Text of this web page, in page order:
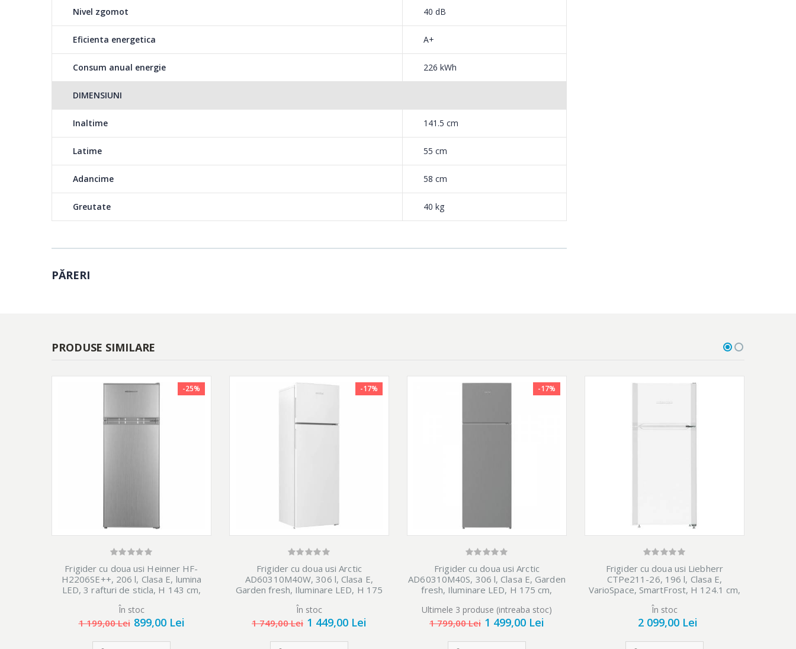
Nivel zgomot 40 dB
Eficienta energetica A+
Consum anual energie 226 kWh
DIMENSIUNI
Inaltime 141.5 cm
Latime 55 cm
Adancime 58 cm
Greutate 40 kg
PĂRERI
PRODUSE SIMILARE
-25%
Frigider cu doua usi Heinner HF-
H2206SE++, 206 l, Clasa E, lumina
LED, 3 rafturi de sticla, H 143 cm,
În stoc
1 199,00 Lei 899,00 Lei
-17%
Frigider cu doua usi Arctic
AD60310M40W, 306 l, Clasa E,
Garden fresh, Iluminare LED, H 175
În stoc
1 749,00 Lei 1 449,00 Lei
-17%
Frigider cu doua usi Arctic
AD60310M40S, 306 l, Clasa E, Garden
fresh, Iluminare LED, H 175 cm,
Ultimele 3 produse (intreaba stoc)
1 799,00 Lei 1 499,00 Lei
Frigider cu doua usi Liebherr
CTPe211-26, 196 l, Clasa E,
VarioSpace, SmartFrost, H 124.1 cm,
În stoc
2 099,00 Lei